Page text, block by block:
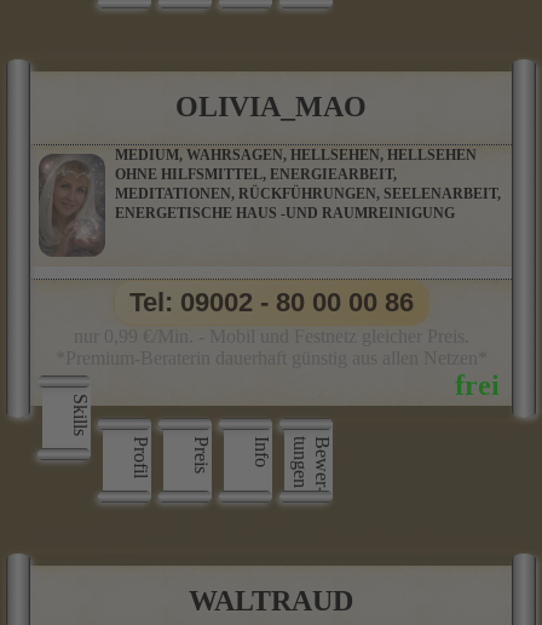
OLIVIA_MAO
MEDIUM, WAHRSAGEN, HELLSEHEN, HELLSEHEN
OHNE HILFSMITTEL, ENERGIEARBEIT,
MEDITATIONEN, RÜCKFÜHRUNGEN, SEELENARBEIT,
ENERGETISCHE HAUS -UND RAUMREINIGUNG
Skills
Profil
Preis Info B
e
w
e
r
­
t
u
n
g
e
n
Tel: 09002 - 80 00 00 86
WALTRAUD